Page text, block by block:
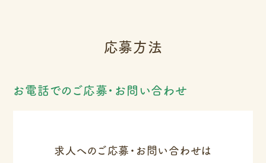
応募方法
お電話でのご応募・お問い合わせ
求人へのご応募・お問い合わせは